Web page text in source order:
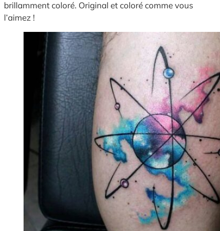
brillamment coloré. Original et coloré comme vous
l’aimez !